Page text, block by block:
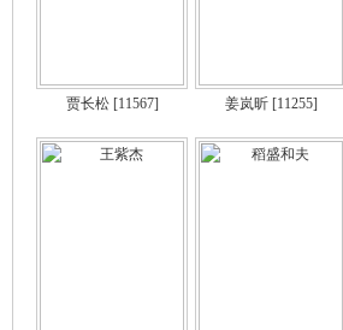
贾长松[11567] 姜岚昕[11255]